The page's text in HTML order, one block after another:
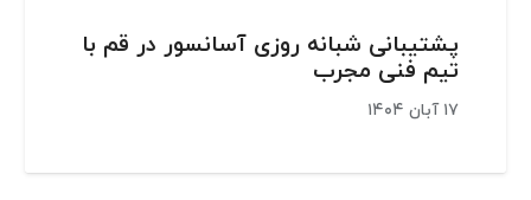
پشتیبانی شبانه روزی آسانسور در قم با
تیم فنی مجرب
۱۷ آبان ۱۴۰۴